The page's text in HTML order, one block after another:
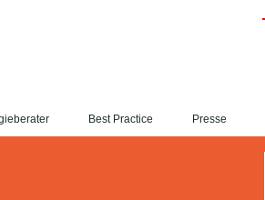
Best Practice Presse